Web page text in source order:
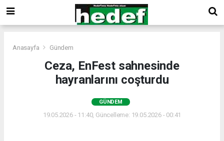
Anasayfa Gündem
Ceza, EnFest sahnesinde
hayranlarını coşturdu
GÜNDEM
19.05.2026 - 11:40, Güncelleme: 19.05.2026 - 00:41